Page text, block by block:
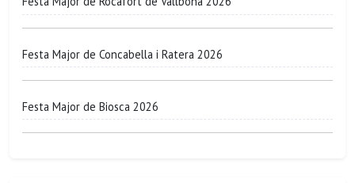
Festa Major de Concabella i Ratera 2026
Festa Major de Biosca 2026